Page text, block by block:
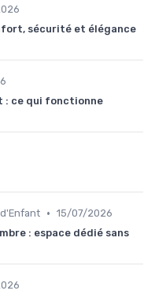
sécurité et élégance
: ce qui fonctionne
• 15/07/2026
: espace dédié sans